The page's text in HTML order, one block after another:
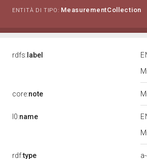
ENTITÀ DI TIPO: MeasurementCollection
rdfs: label
core:note
l0:name
rdf:type